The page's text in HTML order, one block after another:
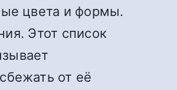
цвета и формы.
Этот список
от её